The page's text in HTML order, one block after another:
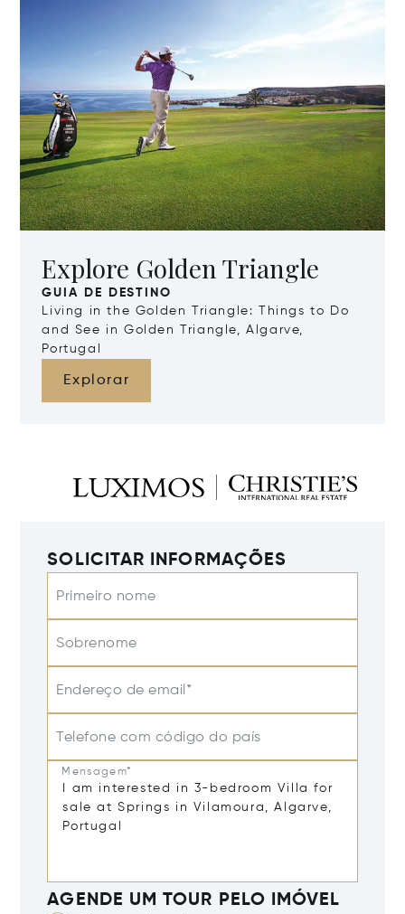
Explore Golden Triangle
GUIA DE DESTINO
Living in the Golden Triangle: Things to Do
and See in Golden Triangle, Algarve,
Portugal
Explorar
SOLICITAR INFORMAÇÕES
Primeiro nome
Sobrenome
Endereço de email*
Telefone com código do país
Mensagem*
AGENDE UM TOUR PELO IMÓVEL